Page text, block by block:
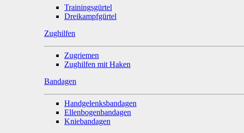
Trainingsgürtel
Dreikampfgürtel
Zughilfen
Zugriemen
Zughilfen mit Haken
Bandagen
Handgelenksbandagen
Ellenbogenbandagen
Kniebandagen